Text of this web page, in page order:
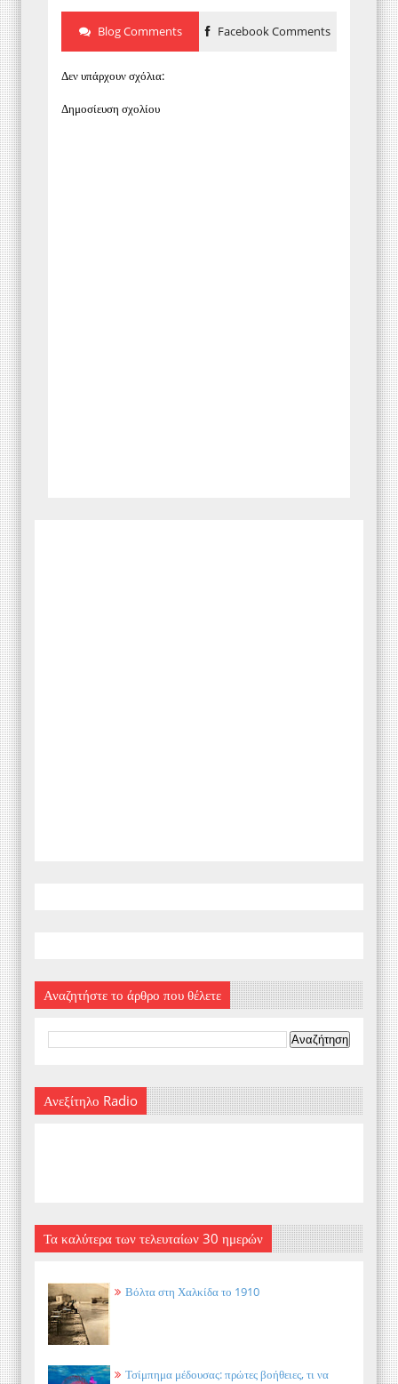
Blog Comments Facebook Comments
Δεν υπάρχουν σχόλια:
Δημοσίευση σχολίου
Αναζητήστε το άρθρο που θέλετε
Ανεξίτηλο Radio
Τα καλύτερα των τελευταίων 30 ημερών
Βόλτα στη Χαλκίδα το 1910
Τσίμπημα μέδουσας: πρώτες βοήθειες, τι να